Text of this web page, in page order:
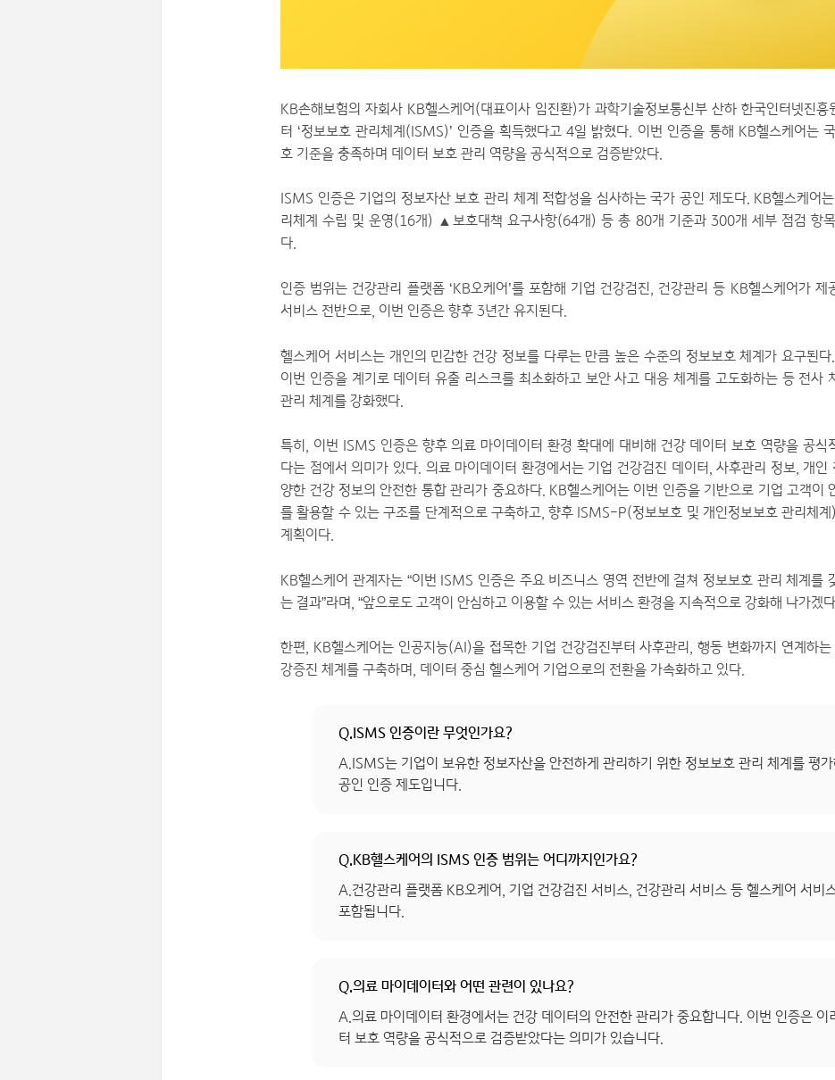
KB손해보험의 자회사 KB헬스케어(대표이사 임진환)가 과학기술정보통신부 산하 한국인터넷진
터 ‘정보보호 관리체계(ISMS)’ 인증을 획득했다고 4일 밝혔다. 이번 인증을 통해 KB헬스케어는
호 기준을 충족하며 데이터 보호 관리 역량을 공식적으로 검증받았다.
ISMS 인증은 기업의 정보자산 보호 관리 체계 적합성을 심사하는 국가 공인 제도다. KB헬스케어
리체계 수립 및 운영(16개) ▲보호대책 요구사항(64개) 등 총 80개 기준과 300개 세부 점검 항
다.
인증 범위는 건강관리 플랫폼 ‘KB오케어’를 포함해 기업 건강검진, 건강관리 등 KB헬스케어가 제
서비스 전반으로, 이번 인증은 향후 3년간 유지된다.
헬스케어 서비스는 개인의 민감한 건강 정보를 다루는 만큼 높은 수준의 정보보호 체계가 요구된
이번 인증을 계기로 데이터 유출 리스크를 최소화하고 보안 사고 대응 체계를 고도화하는 등 전사
관리 체계를 강화했다.
특히, 이번 ISMS 인증은 향후 의료 마이데이터 환경 확대에 대비해 건강 데이터 보호 역량을 공식
다는 점에서 의미가 있다. 의료 마이데이터 환경에서는 기업 건강검진 데이터, 사후관리 정보, 개인
양한 건강 정보의 안전한 통합 관리가 중요하다. KB헬스케어는 이번 인증을 기반으로 기업 고객이
를 활용할 수 있는 구조를 단계적으로 구축하고, 향후 ISMS-P(정보보호 및 개인정보보호 관리체
계획이다.
KB헬스케어 관계자는 “이번 ISMS 인증은 주요 비즈니스 영역 전반에 걸쳐 정보보호 관리 체계를
는 결과”라며, “앞으로도 고객이 안심하고 이용할 수 있는 서비스 환경을 지속적으로 강화해 나가겠
한편, KB헬스케어는 인공지능(AI)을 접목한 기업 건강검진부터 사후관리, 행동 변화까지 연계하
강증진 체계를 구축하며, 데이터 중심 헬스케어 기업으로의 전환을 가속화하고 있다.
Q.ISMS 인증이란 무엇인가요?
A.ISMS는 기업이 보유한 정보자산을 안전하게 관리하기 위한 정보보호 관리 체계를 평
공인 인증 제도입니다.
Q.KB헬스케어의 ISMS 인증 범위는 어디까지인가요?
A.건강관리 플랫폼 KB오케어, 기업 건강검진 서비스, 건강관리 서비스 등 헬스케어 서비
포함됩니다.
Q.의료 마이데이터와 어떤 관련이 있나요?
A.의료 마이데이터 환경에서는 건강 데이터의 안전한 관리가 중요합니다. 이번 인증은 이
터 보호 역량을 공식적으로 검증받았다는 의미가 있습니다.